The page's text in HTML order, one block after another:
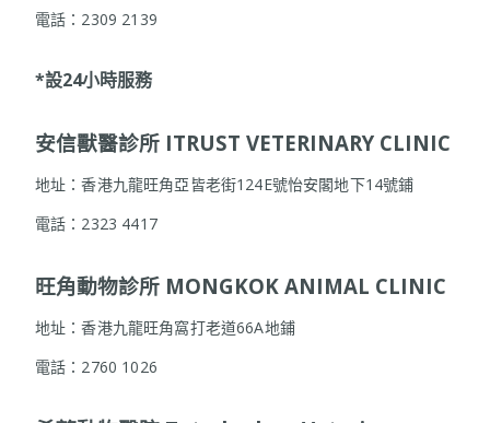
電話：2309 2139
*設24小時服務
安信獸醫診所 ITRUST VETERINARY CLINIC
地址：香港九龍旺角亞皆老街124E號怡安閣地下14號鋪
電話：2323 4417
旺角動物診所 MONGKOK ANIMAL CLINIC
地址：香港九龍旺角窩打老道66A地鋪
電話：2760 1026